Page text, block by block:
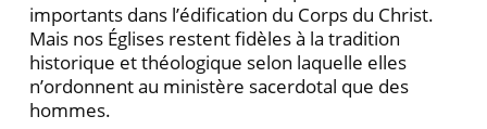
importants dans l’édification du Corps du Christ.
Mais nos Églises restent fidèles à la tradition
historique et théologique selon laquelle elles
n’ordonnent au ministère sacerdotal que des
hommes.